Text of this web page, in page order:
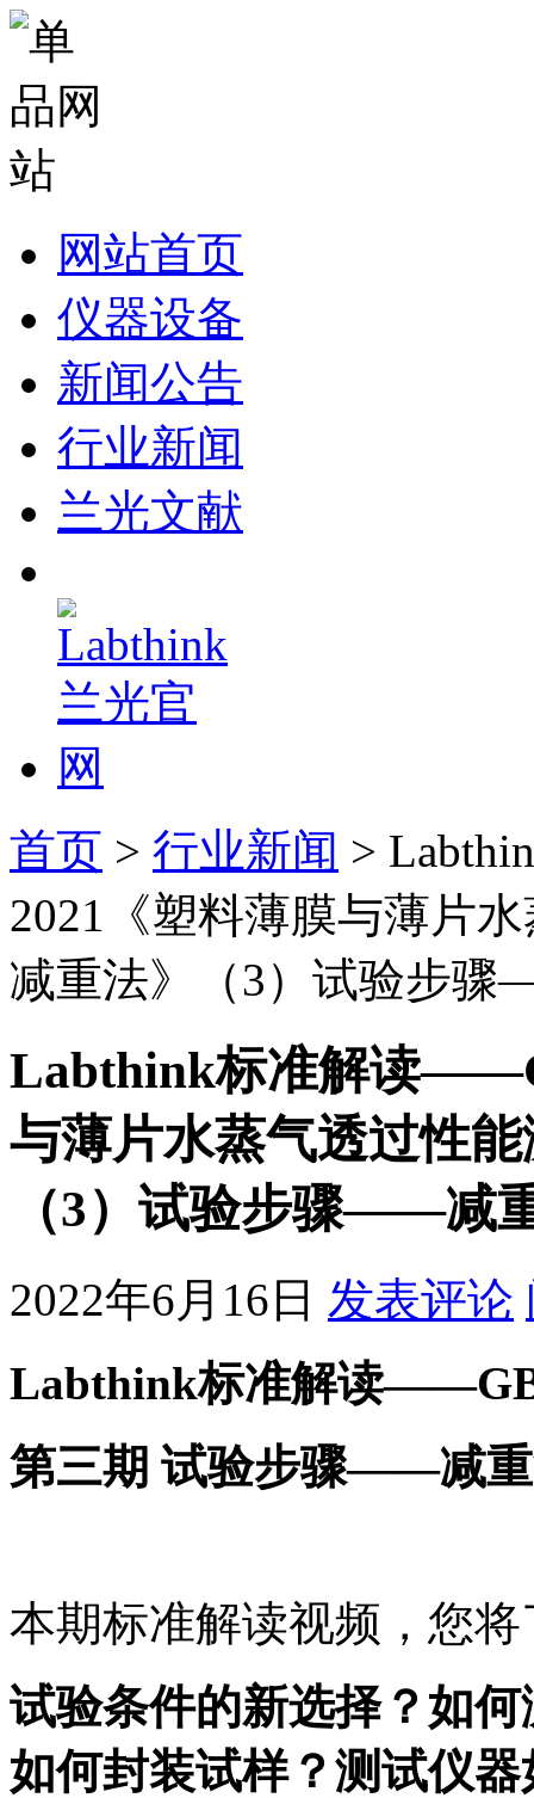
网站首页
仪器设备
新闻公告
行业新闻
兰光文献
首页 > 行业新闻 >
2021《塑料薄膜与薄片
减重法》（3）试验步
Labthink标准解读
与薄片水蒸气透过性
（3）试验步骤——减
2022年6月16日 发表评论
Labthink标准解读
第三期 试验步骤——减
本期标准解读视频，您将
试验条件的新选择？如
如何封装试样？测试仪